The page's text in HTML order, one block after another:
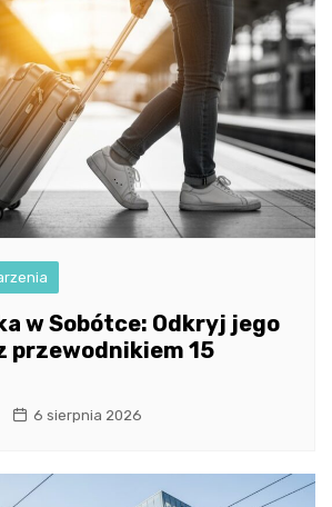
w Sobótce: Odkryj jego
przewodnikiem 15
6 sierpnia 2026